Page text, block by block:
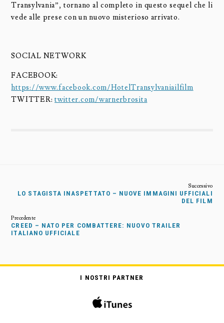
Transylvania”, tornano al completo in questo sequel che li
vede alle prese con un nuovo misterioso arrivato.
SOCIAL NETWORK
FACEBOOK:
https://www.facebook.com/HotelTransylvaniailfilm
TWITTER:twitter.com/warnerbrosita
LO STAGISTA INASPETTATO – NUOVE IMMAGINI UFFICIALI
DEL FILM
CREED – NATO PER COMBATTERE: NUOVO TRAILER
ITALIANO UFFICIALE
I NOSTRI PARTNER